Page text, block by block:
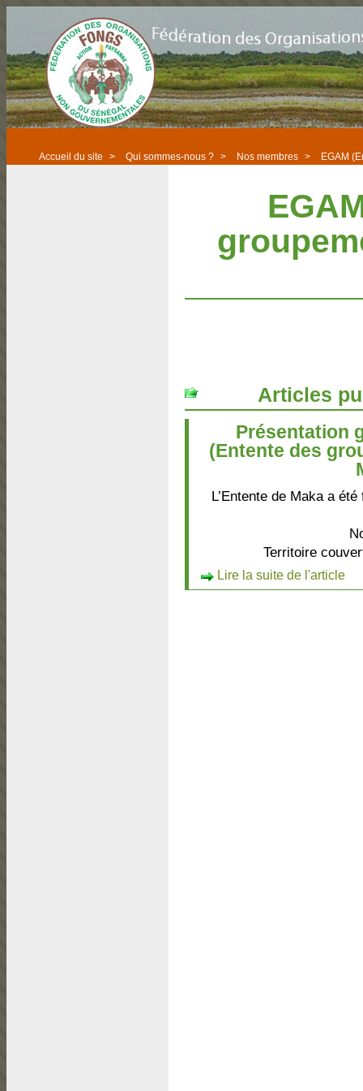
Accueil du site > Qui sommes-nous ? > Nos membres > EGAM
Articles
Présentation
(Entente des
L’Entente de Maka a
Territoire
Lire la suite de l'article